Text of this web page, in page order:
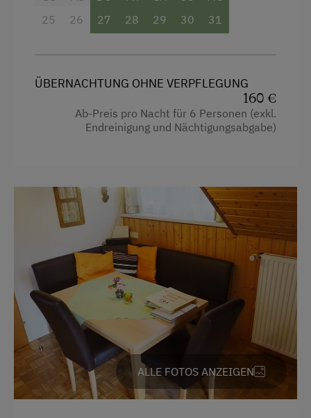
Geschirr vorhanden
Kaffeemaschine
Verpflegung
Gepäckservice
Transfer Bahnhof
Willkommensgetränk
Internet
WiFi
Freizeitaktivitäten am Betrieb und in der
Umgebung
25
26
27
28
29
30
31
ÜBERNACHTUNG OHNE VERPFLEGUNG
160 €
Ab-Preis pro Nacht für 6 Personen (exkl.
Endreinigung und Nächtigungsabgabe)
ALLE FOTOS ANZEIGEN